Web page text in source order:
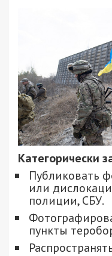
Категорически
Публиковать
или
полиции, СБУ.
пункты